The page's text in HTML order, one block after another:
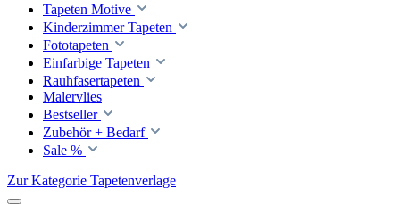
Tapeten Motive
Kinderzimmer Tapeten
Fototapeten
Einfarbige Tapeten
Rauhfasertapeten
Malervlies
Bestseller
Zubehör + Bedarf
Sale %
Zur Kategorie Tapetenverlage